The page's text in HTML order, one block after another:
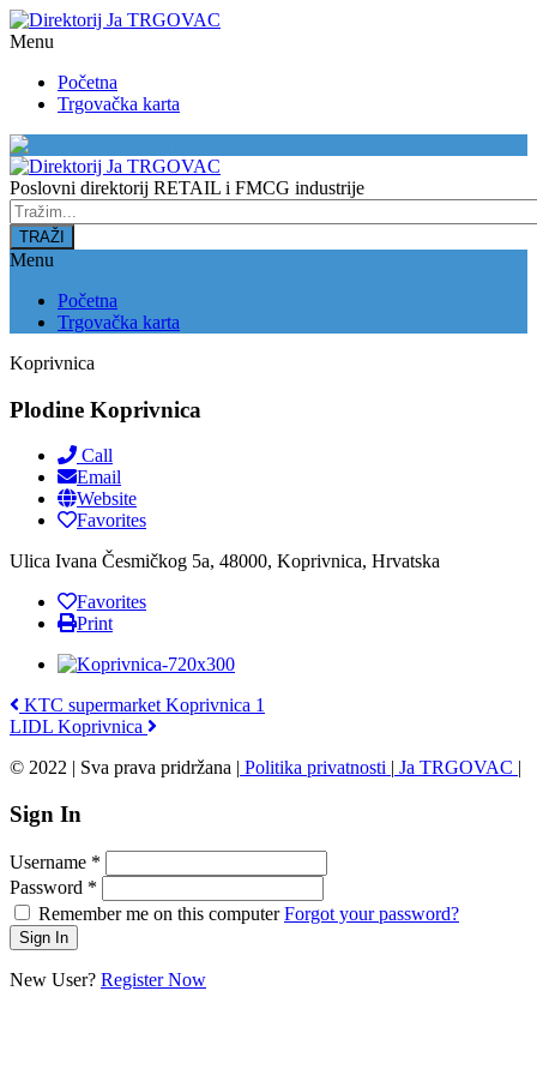
Menu
Početna
Trgovačka karta
Poslovni direktorij RETAIL i FMCG industrije
Menu
Početna
Trgovačka karta
Koprivnica
Plodine Koprivnica
Call
Email
Website
Favorites
Ulica Ivana Česmičkog 5a, 48000, Koprivnica, Hrvatska
Favorites
Print
KTC supermarket Koprivnica 1
LIDL Koprivnica
© 2022 | Sva prava pridržana | Politika privatnosti | Ja TRGOVAC |
Sign In
Username *
Password *
Remember me on this computerForgot your password?
New User? Register Now